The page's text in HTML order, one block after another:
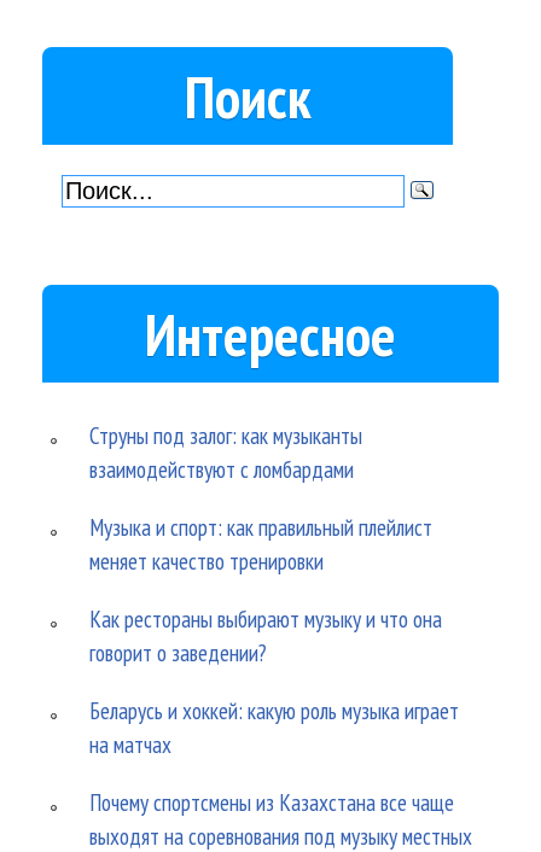
Поиск
Интересное
Струны под залог: как музыканты
взаимодействуют с ломбардами
Музыка и спорт: как правильный плейлист
меняет качество тренировки
Как рестораны выбирают музыку и что она
говорит о заведении?
Беларусь и хоккей: какую роль музыка играет
на матчах
Почему спортсмены из Казахстана все чаще
выходят на соревнования под музыку местных